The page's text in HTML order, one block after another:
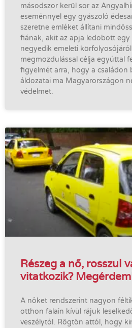
másodszor kerül sor az
eseménnyel egy gyászoló
szeretne emléket állítani
fiának, akit az apja ledobott
negyedik emeleti
megmozdulással célja egyúttal
figyelmét arra, hogy a családon
áldozatai ma Magyarországon
védelmet.
Részeg a nő, rosszul
vitatkozik?
A nőket rendszerint nagyon
otthon falain kívül rájuk
veszélytől. Rögtön attól, hogy